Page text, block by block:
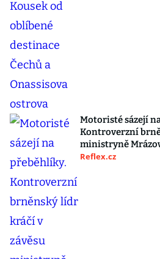
Motoristé sázejí
Kontroverzní
ministryně
Reflex.cz